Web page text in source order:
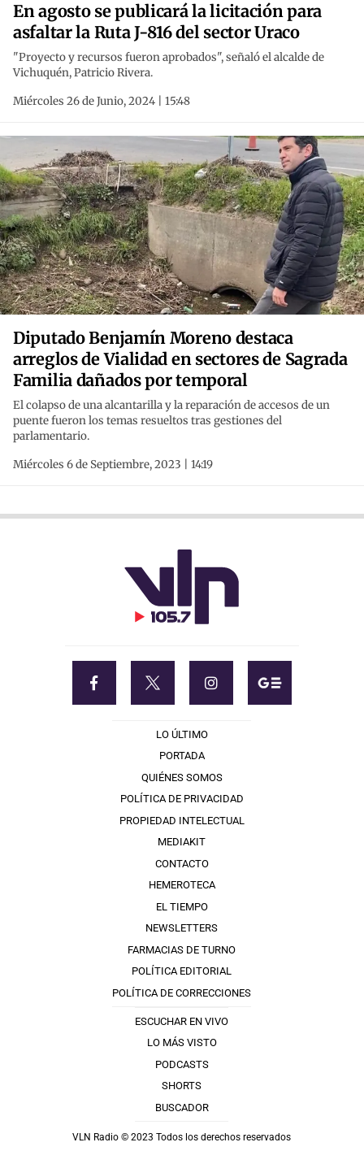
En agosto se publicará la licitación para
asfaltar la Ruta J-816 del sector Uraco
"Proyecto y recursos fueron aprobados", señaló el alcalde de
Vichuquén, Patricio Rivera.
Miércoles 26 de Junio, 2024 | 15:48
Diputado Benjamín Moreno destaca
arreglos de Vialidad en sectores de Sagrada
Familia dañados por temporal
El colapso de una alcantarilla y la reparación de accesos de un
puente fueron los temas resueltos tras gestiones del
parlamentario.
Miércoles 6 de Septiembre, 2023 | 14:19
LO ÚLTIMO
PORTADA
QUIÉNES SOMOS
POLÍTICA DE PRIVACIDAD
PROPIEDAD INTELECTUAL
MEDIAKIT
CONTACTO
HEMEROTECA
EL TIEMPO
NEWSLETTERS
FARMACIAS DE TURNO
POLÍTICA EDITORIAL
POLÍTICA DE CORRECCIONES
ESCUCHAR EN VIVO
LO MÁS VISTO
PODCASTS
SHORTS
BUSCADOR
VLN Radio © 2023 Todos los derechos reservados